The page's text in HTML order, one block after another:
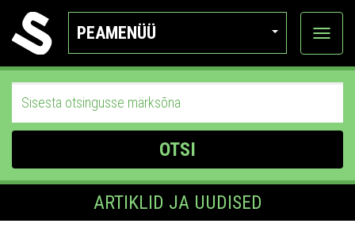
PEAMENÜÜ
Ava
OTSI
ARTIKLID JA UUDISED